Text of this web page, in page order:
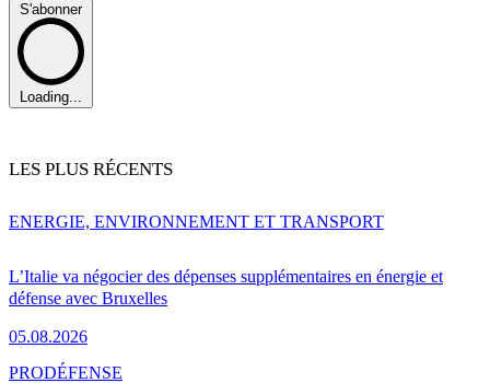
S'abonner
Loading...
LES PLUS RÉCENTS
L’Italie va négocier des dépenses supplémentaires en énergie et
défense avec Bruxelles
05.08.2026
ENERGIE, ENVIRONNEMENT ET TRANSPORT
PRODÉFENSE